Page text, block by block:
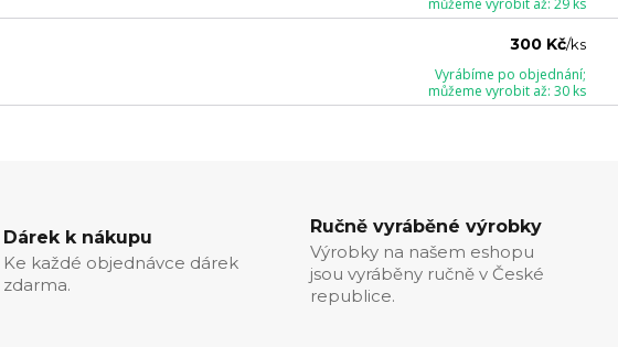
300 Kč/ks
Vyrábíme po objednání;
můžeme vyrobit až: 30 ks
Dárek k nákupu
Ke každé objednávce dárek
zdarma.
Ručně vyráběné výrobky
Výrobky na našem eshopu
jsou vyráběny ručně v České
republice.